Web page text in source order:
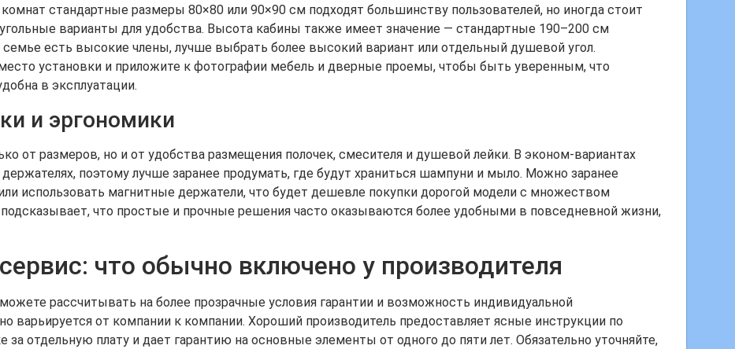
стандартные размеры 80×80 или 90×90 см подходят большинству пользователей, но иногда стоит
варианты для удобства. Высота кабины также имеет значение — стандартные 190–200 см
есть высокие члены, лучше выбрать более высокий вариант или отдельный душевой угол.
установки и приложите к фотографии мебель и дверные проемы, чтобы быть уверенным, что
в эксплуатации.
и эргономики
от размеров, но и от удобства размещения полочек, смесителя и душевой лейки. В эконом-вариантах
поэтому лучше заранее продумать, где будут храниться шампуни и мыло. Можно заранее
использовать магнитные держатели, что будет дешевле покупки дорогой модели с множеством
что простые и прочные решения часто оказываются более удобными в повседневной жизни,
что обычно включено у производителя
рассчитывать на более прозрачные условия гарантии и возможность индивидуальной
варьируется от компании к компании. Хороший производитель предоставляет ясные инструкции по
за отдельную плату и дает гарантию на основные элементы от одного до пяти лет. Обязательно уточняйте,